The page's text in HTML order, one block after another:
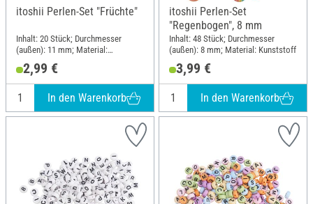
itoshii Perlen-Set "Früchte"
Inhalt: 20 Stück; Durchmesser
(außen): 11 mm; Material:
Kunststoff
2,99 €
In den Warenkorb
itoshii Perlen-Set
"Regenbogen", 8 mm
Inhalt: 48 Stück; Durchmesser
(außen): 8 mm; Material: Kunststoff
3,99 €
In den Warenkorb